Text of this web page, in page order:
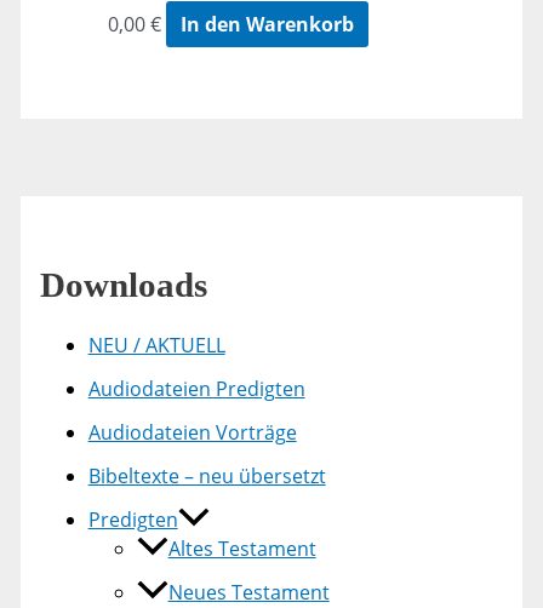
0,00€ In den Warenkorb
Downloads
NEU / AKTUELL
Audiodateien Predigten
Audiodateien Vorträge
Bibeltexte – neu übersetzt
Predigten
Altes Testament
Neues Testament